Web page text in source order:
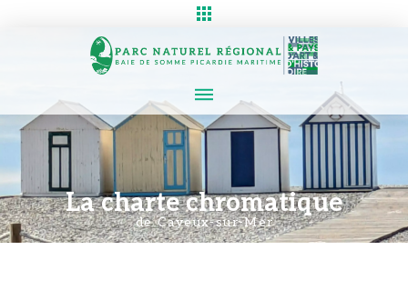
La charte chromatique
de Cayeux-sur-Mer